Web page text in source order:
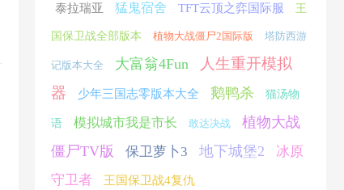
泰拉瑞亚 猛鬼宿舍 TFT云顶之弈国际服 王
国保卫战全部版本 植物大战僵尸2国际版 塔防西游
记版本大全 大富翁4Fun
人生重开模拟
器
少年三国志零版本大全 鹅鸭杀 猫汤物
语 模拟城市我是市长 敢达决战
植物大战
僵尸TV版
保卫萝卜3 地下城堡2
冰原
守卫者
王国保卫战4复仇